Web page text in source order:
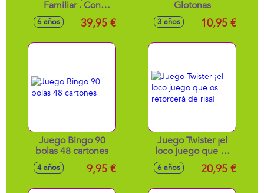
Familiar . Con
Preguntas
Adaptadas Para El
6 años 39,95 €
Glotonas
3 años 10,95 €
Juego Bingo 90
bolas 48 cartones
4 años 9,95 €
Juego Twister ¡el
loco juego que os
retorcerá de risa!
6 años 20,95 €